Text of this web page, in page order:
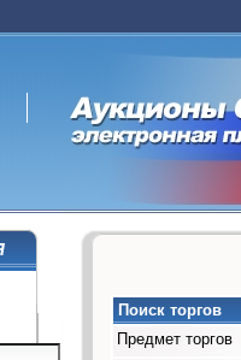
Поиск торгов
Предмет торгов